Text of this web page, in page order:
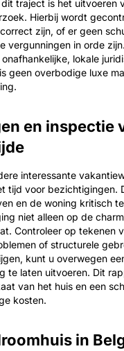
dit traject is het uitvoeren
Hierbij wordt
zijn, of er geen
vergunningen in orde
lokale
geen overbodige luxe
en inspectie
interessante
tijd voor bezichtigingen.
en de woning kritisch
niet alleen op de
Controleer op tekenen
of structurele
kunt u overwegen
te laten uitvoeren. Dit
van het huis en een
kosten.
in